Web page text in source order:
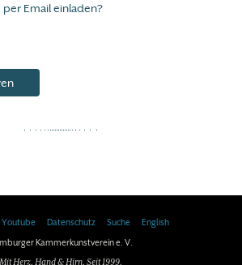
Email einladen?
Youtube Datenschutz Suche
English
Kammerkunstverein e. V.
Mit Herz, Hand & Hirn. Seit 1999.